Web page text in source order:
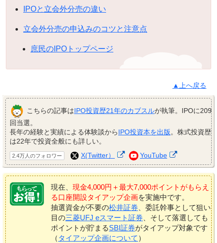
IPOと立会外分売の違い
立会外分売の申込みのコツと注意点
庶民のIPOトップページ
▲上へ戻る
こちらの記事はIPO投資歴21年のカブスルが執筆。IPOに209
回当選。
長年の経験と実績による体験談からIPO投資本を出版。株式投資歴
は22年で投資全般にも詳しい。
2.4万人のフォロワー X(Twitter） YouTube
現在、 現金4,000円＋最大7,000ポイントがもらえ
る口座開設タイアップ企画を実施中です。
抽選資金が不要の松井証券 、委託幹事として狙い
目の三菱UFJ eスマート証券 、そして落選しても
ポイントが貯まるSBI証券がタイアップ対象です
（ タイアップ企画について ）